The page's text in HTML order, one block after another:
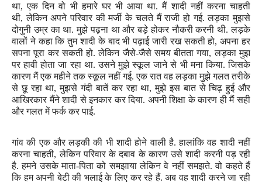
था,एक दिन वो भी हमारे घर भी आया था. मैं शादी नहीं करना चाहती
थी,लेकिन अपने परिवार की मर्जी के चलते मैं राजी हो गई. लड़का मुझसे
दोगुनी उम्र का था. मुझे पढ़ना था और बड़े होकर नौकरी करनी थी. लड़के
वालों ने कहा कि तुम शादी के बाद भी पढ़ाई जारी रख सकती हो,अपना हर
सपना पूरा कर सकती हो. लेकिन जैसे-जैसे समय बीतता गया,लड़का मुझ
पर हावी होता जा रहा था. उसने मुझे स्कूल जाने से भी मना किया. जिसके
कारण मैं एक महीने तक स्कूल नहीं गई. एक रात वह लड़का मुझे गलत तरीके
से छू रहा था,मुझसे गंदी बातें कर रहा था,मुझे इस बात से चिढ़ हुई और
आखिरकार मैंने शादी से इनकार कर दिया. अपनी शिक्षा के कारण ही मैं सही
और गलत में फर्क कर पाई.
गांव की एक और लड़की की भी शादी होने वाली है. हालांकि वह शादी नहीं
करना चाहती,लेकिन परिवार के दबाव के कारण उसे शादी करनी पड़ रही
है. हमने उसके माता-पिता को समझाया लेकिन वे नहीं समझते. वो कहते हैं
कि हम अपनी बेटी की भलाई के लिए कर रहे हैं. अब वह शादी करने जा रही